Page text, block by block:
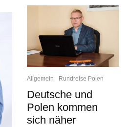
Allgemein Rundreise Polen
Deutsche und
Polen kommen
sich näher